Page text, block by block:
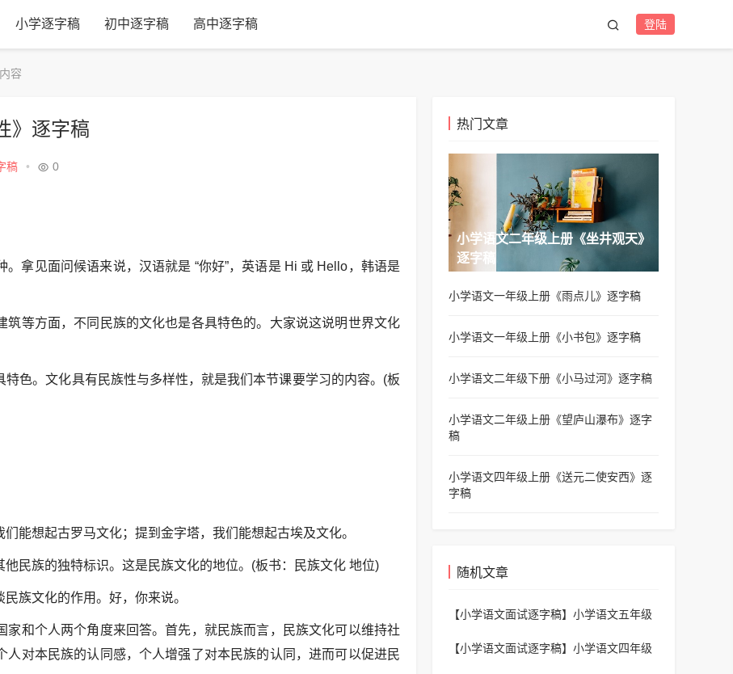
小学逐字稿 初中逐字稿 高中逐字稿 登陆
容
》逐字稿
稿 • 0
拿见面问候语来说，汉语就是 “你好”，英语是 Hi 或 Hello，韩语是
等方面，不同民族的文化也是各具特色的。大家说这说明世界文化
色。文化具有民族性与多样性，就是我们本节课要学习的内容。(板
能想起古罗马文化；提到金字塔，我们能想起古埃及文化。
民族的独特标识。这是民族文化的地位。(板书：民族文化 地位)
族文化的作用。好，你来说。
和个人两个角度来回答。首先，就民族而言，民族文化可以维持社
对本民族的认同感，个人增强了对本民族的认同，进而可以促进民
热门文章
小学语文二年级上册《坐井观天》
逐字稿
小学语文一年级上册《雨点儿》逐字稿
小学语文一年级上册《小书包》逐字稿
小学语文二年级下册《小马过河》逐字稿
小学语文二年级上册《望庐山瀑布》逐字
稿
小学语文四年级上册《送元二使安西》逐
字稿
随机文章
【小学语文面试逐字稿】 小学语文五年级
【小学语文面试逐字稿】 小学语文四年级